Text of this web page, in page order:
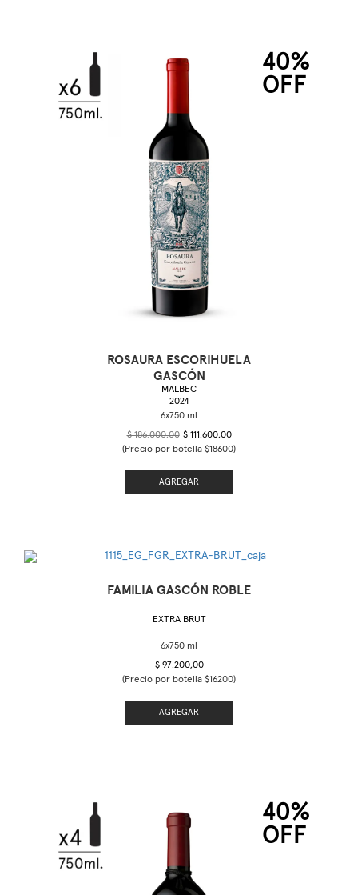
40%
OFF
ROSAURA ESCORIHUELA
GASCÓN
MALBEC
2024
$ 186.000,00 $ 111.600,00
(Precio por botella $18600)
AGREGAR
FAMILIA GASCÓN ROBLE
EXTRA BRUT
$ 97.200,00
(Precio por botella $16200)
AGREGAR
40%
OFF